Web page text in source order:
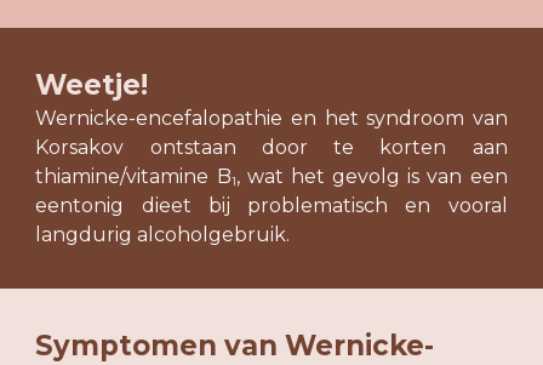
Weetje!
Wernicke-encefalopathie en het syndroom van
Korsakov ontstaan door te korten aan
thiamine/vitamine B1, wat het gevolg is van een
eentonig dieet bij problematisch en vooral
langdurig alcoholgebruik.
Symptomen van Wernicke-